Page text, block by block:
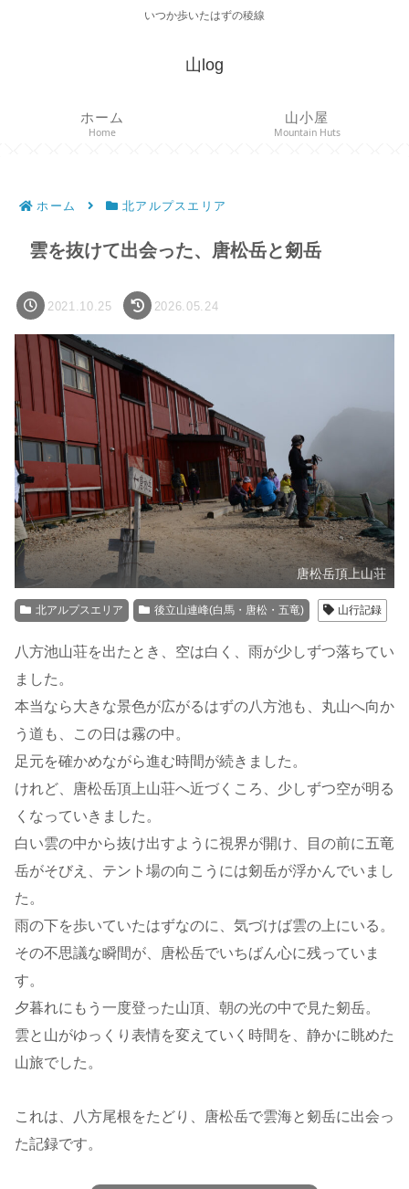
いつか歩いたはずの稜線
山log
ホーム
Home
山小屋
Mountain Huts
ホーム 北アルプスエリア
雲を抜けて出会った、唐松岳と剱岳
2021.10.25 2026.05.24
唐松岳頂上山荘
北アルプスエリア 後立山連峰(白馬・唐松・五竜) 山行記録
八方池山荘を出たとき、空は白く、雨が少しずつ落ちてい
ました。
本当なら大きな景色が広がるはずの八方池も、丸山へ向か
う道も、この日は霧の中。
足元を確かめながら進む時間が続きました。
けれど、唐松岳頂上山荘へ近づくころ、少しずつ空が明る
くなっていきました。
白い雲の中から抜け出すように視界が開け、目の前に五竜
岳がそびえ、テント場の向こうには剱岳が浮かんでいまし
た。
雨の下を歩いていたはずなのに、気づけば雲の上にいる。
その不思議な瞬間が、唐松岳でいちばん心に残っていま
す。
夕暮れにもう一度登った山頂、朝の光の中で見た剱岳。
雲と山がゆっくり表情を変えていく時間を、静かに眺めた
山旅でした。
これは、八方尾根をたどり、唐松岳で雲海と剱岳に出会っ
た記録です。